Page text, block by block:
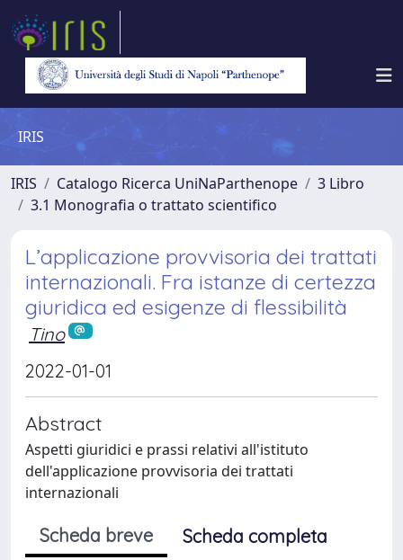
IRIS
IRIS Catalogo Ricerca UniNaParthenope
3 Libro
3.1 Monografia o trattato scientifico
L’applicazione provvisoria dei trattati
internazionali. Fra istanze di certezza
giuridica ed esigenze di flessibilità
Tino
2022-01-01
Abstract
Aspetti giuridici e prassi relativi all'istituto
dell'applicazione provvisoria dei trattati
internazionali
Scheda breve
Scheda completa